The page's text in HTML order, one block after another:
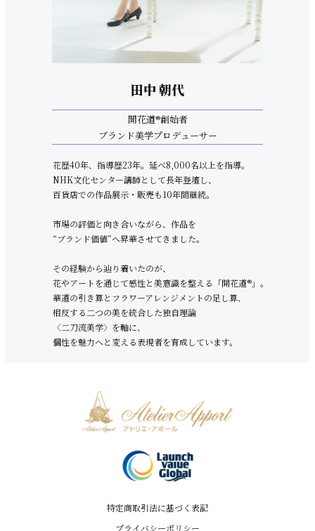
田中 朝代
開花道®創始者
ブランド美学プロデューサー
花歴40年、指導歴23年。延べ8,000名以上を指導。
NHK文化センター講師として長年登壇し、
百貨店での作品展示・販売も10年間継続。
市場の評価と向き合いながら、作品を
“ブランド価値”へ昇華させてきました。
その経験から辿り着いたのが、
花やアートを通じて感性と美意識を整える「開花道®︎」。
華道の引き算とフラワーアレンジメントの足し算、
相反する二つの美を統合した独自理論
〈二刀流美学〉を軸に、
個性を魅力へと変える表現者を育成しています。
特定商取引法に基づく表記
プライバシーポリシー